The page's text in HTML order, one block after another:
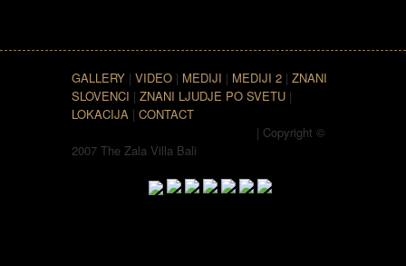
GALLERY | VIDEO | MEDIJI | MEDIJI 2 | ZNANI
SLOVENCI | ZNANI LJUDJE PO SVETU |
LOKACIJA | CONTACT
| Copyright ©
2007 The Zala Villa Bali